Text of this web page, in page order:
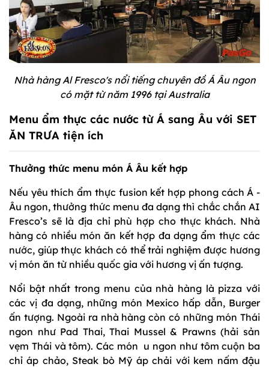
Nhà hàng Al Fresco's nổi tiếng chuyên đồ Á Âu ngon
có mặt từ năm 1996 tại Australia
Menu ẩm thực các nước từ Á sang Âu với SET
ĂN TRƯA tiện ích
Thưởng thức menu món Á Âu kết hợp
Nếu yêu thích ẩm thực fusion kết hợp phong cách Á -
Âu ngon, thưởng thức menu đa dạng thì chắc chắn AI
Fresco’s sẽ là địa chỉ phù hợp cho thực khách. Nhà
hàng có nhiều món ăn kết hợp đa dạng ẩm thực các
nước, giúp thực khách có thể trải nghiệm được hương
vị món ăn từ nhiều quốc gia với hương vị ấn tượng.
Nổi bật nhất trong menu của nhà hàng là pizza với
các vị đa dạng, những món Mexico hấp dẫn, Burger
ấn tượng. Ngoài ra nhà hàng còn có những món Thái
ngon như Pad Thai, Thai Mussel & Prawns (hải sản
vẹm Thái và tôm). Các món u ngon như tôm cuộn ba
chỉ áp chảo, Steak bò Mỹ áp chải với kem nấm đậu